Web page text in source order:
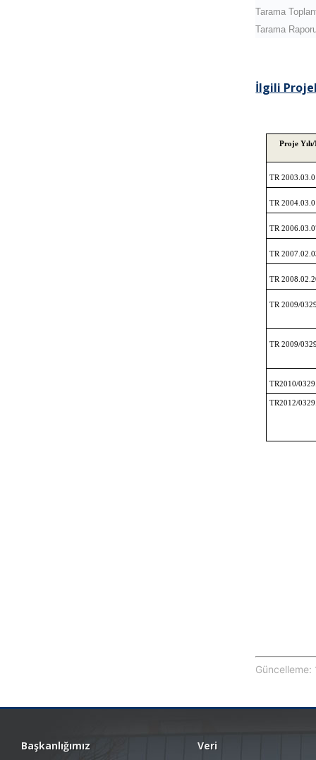
Tarama
Tarama
İlgili
Proje
TR
TR
TR
TR
TR
TR 2009/
TR 2009/
TR2010/
TR2012/
Başkanlığımız Veri